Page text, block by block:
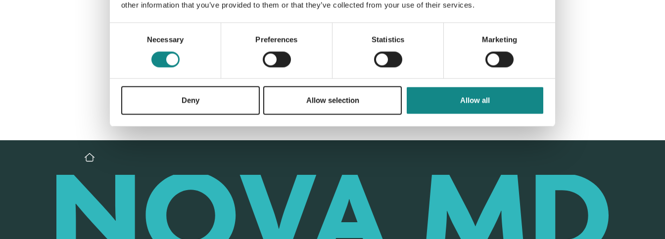
other information that you’ve provided to them or that they’ve collected from your use of their services.
Necessary Preferences Statistics Marketing
Deny Allow selection Allow all